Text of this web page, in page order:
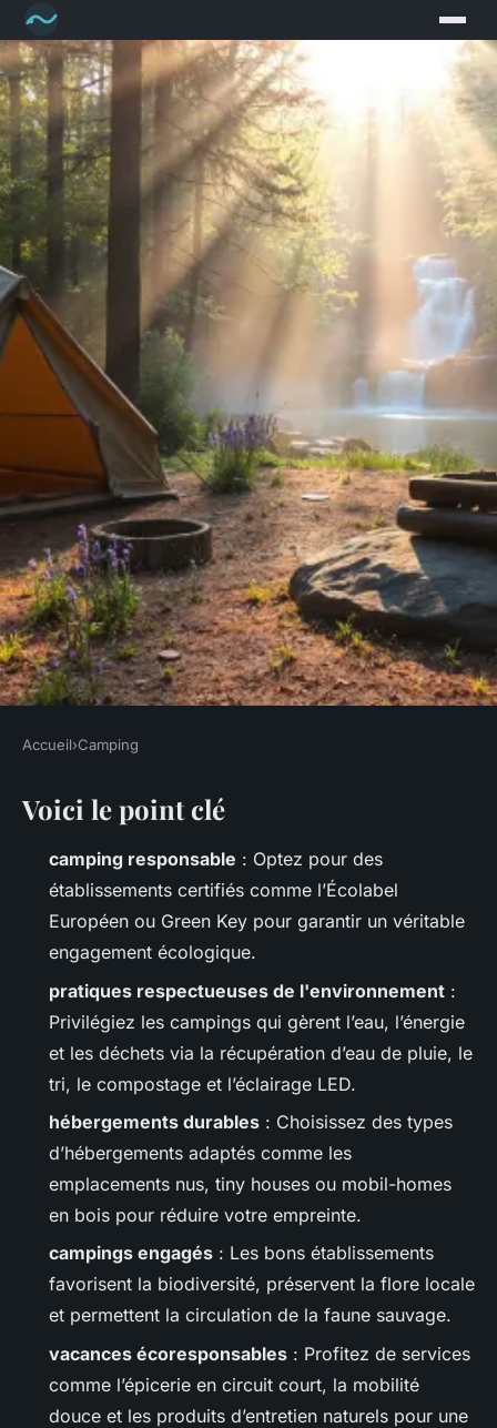
CAMPING
Top 5 conseils pour choisir
une destination de camping
écologique
Bernardin • 10 min de lecture
Accueil›Camping
Voici le point clé
camping responsable : Optez pour des
établissements certifiés comme l’Écolabel
Européen ou Green Key pour garantir un véritable
engagement écologique.
pratiques respectueuses de l'environnement :
Privilégiez les campings qui gèrent l’eau, l’énergie
et les déchets via la récupération d’eau de pluie, le
tri, le compostage et l’éclairage LED.
hébergements durables : Choisissez des types
d’hébergements adaptés comme les
emplacements nus, tiny houses ou mobil-homes
en bois pour réduire votre empreinte.
campings engagés : Les bons établissements
favorisent la biodiversité, préservent la flore locale
et permettent la circulation de la faune sauvage.
vacances écoresponsables : Profitez de services
comme l’épicerie en circuit court, la mobilité
douce et les produits d’entretien naturels pour une